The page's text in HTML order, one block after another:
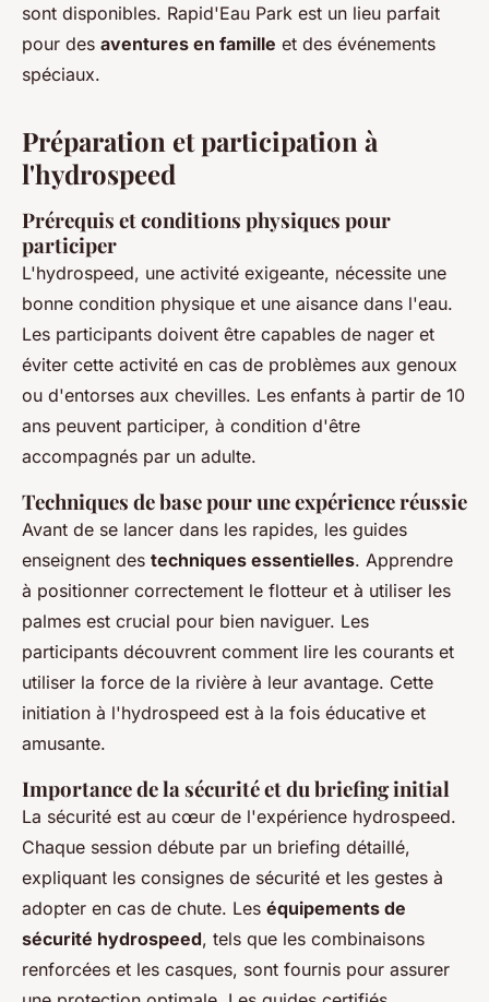
sont disponibles. Rapid'Eau Park est un lieu parfait
pour des aventures en famille et des événements
spéciaux.
Préparation et participation à
l'hydrospeed
Prérequis et conditions physiques pour
participer
L'hydrospeed, une activité exigeante, nécessite une
bonne condition physique et une aisance dans l'eau.
Les participants doivent être capables de nager et
éviter cette activité en cas de problèmes aux genoux
ou d'entorses aux chevilles. Les enfants à partir de 10
ans peuvent participer, à condition d'être
accompagnés par un adulte.
Techniques de base pour une expérience réussie
Avant de se lancer dans les rapides, les guides
enseignent des techniques essentielles. Apprendre
à positionner correctement le flotteur et à utiliser les
palmes est crucial pour bien naviguer. Les
participants découvrent comment lire les courants et
utiliser la force de la rivière à leur avantage. Cette
initiation à l'hydrospeed est à la fois éducative et
amusante.
Importance de la sécurité et du briefing initial
La sécurité est au cœur de l'expérience hydrospeed.
Chaque session débute par un briefing détaillé,
expliquant les consignes de sécurité et les gestes à
adopter en cas de chute. Les équipements de
sécurité hydrospeed, tels que les combinaisons
renforcées et les casques, sont fournis pour assurer